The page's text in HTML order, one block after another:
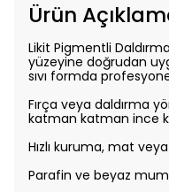
Ürün
Likit Pigmentli
yüzeyine doğrudan
sıvı formda
Fırça veya daldırma
katman katman ince
Hızlı kuruma, mat
Parafin ve beyaz